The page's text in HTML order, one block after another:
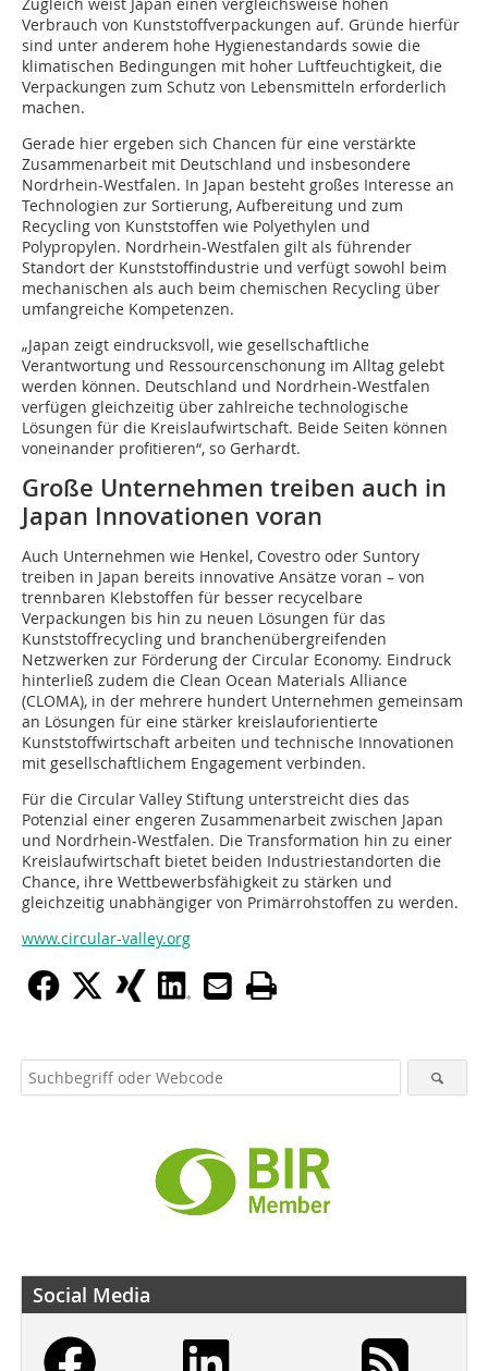
Verbrauch von Kunststoffverpackungen auf. Gründe hierfür
sind unter anderem hohe Hygienestandards sowie die
klimatischen Bedingungen mit hoher Luftfeuchtigkeit, die
Verpackungen zum Schutz von Lebensmitteln erforderlich
machen.
Gerade hier ergeben sich Chancen für eine verstärkte
Zusammenarbeit mit Deutschland und insbesondere
Nordrhein-Westfalen. In Japan besteht großes Interesse an
Technologien zur Sortierung, Aufbereitung und zum
Recycling von Kunststoffen wie Polyethylen und
Polypropylen. Nordrhein-Westfalen gilt als führender
Standort der Kunststoffindustrie und verfügt sowohl beim
mechanischen als auch beim chemischen Recycling über
umfangreiche Kompetenzen.
„Japan zeigt eindrucksvoll, wie gesellschaftliche
Verantwortung und Ressourcenschonung im Alltag gelebt
werden können. Deutschland und Nordrhein-Westfalen
verfügen gleichzeitig über zahlreiche technologische
Lösungen für die Kreislaufwirtschaft. Beide Seiten können
voneinander profitieren“, so Gerhardt.
Große Unternehmen treiben auch in
Japan Innovationen voran
Auch Unternehmen wie Henkel, Covestro oder Suntory
treiben in Japan bereits innovative Ansätze voran – von
trennbaren Klebstoffen für besser recycelbare
Verpackungen bis hin zu neuen Lösungen für das
Kunststoffrecycling und branchenübergreifenden
Netzwerken zur Förderung der Circular Economy. Eindruck
hinterließ zudem die Clean Ocean Materials Alliance
(CLOMA), in der mehrere hundert Unternehmen gemeinsam
an Lösungen für eine stärker kreislauforientierte
Kunststoffwirtschaft arbeiten und technische Innovationen
mit gesellschaftlichem Engagement verbinden.
Für die Circular Valley Stiftung unterstreicht dies das
Potenzial einer engeren Zusammenarbeit zwischen Japan
und Nordrhein-Westfalen. Die Transformation hin zu einer
Kreislaufwirtschaft bietet beiden Industriestandorten die
Chance, ihre Wettbewerbsfähigkeit zu stärken und
gleichzeitig unabhängiger von Primärrohstoffen zu werden.
www.circular-valley.org
Social Media